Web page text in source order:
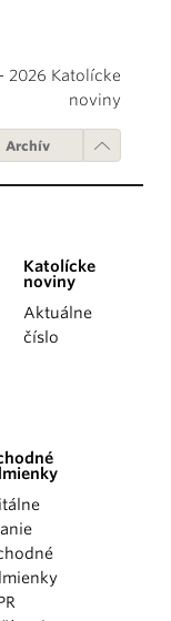
2026 Katolícke
noviny
Archív
Katolícke
noviny
Aktuálne
číslo